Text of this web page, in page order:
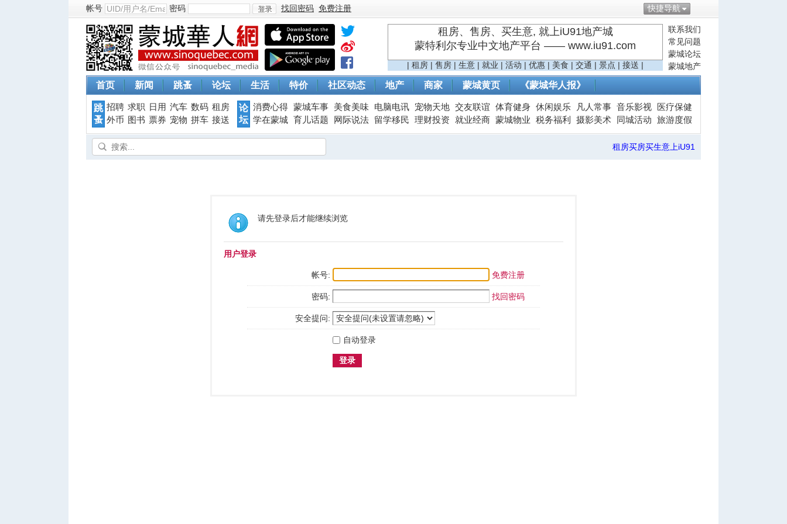
快捷导航
帐号 密码
登
找回密码 免费注册
联系我们
常见问题
蒙城论坛
蒙城地产
租房、售房、买生意, 就上iU91地产城
蒙特利尔专业中文地产平台 —— www.iu91.com
| 租房 | 售房 | 生意 | 就业 | 活动 | 优惠 | 美食 | 交通 | 景点 | 接送 |
首页 新闻 跳蚤 论坛 生活 特价 社区动态 地产 商家 蒙城黄页 《蒙城华人报》
跳
蚤
招聘 求职 日用 汽车 数码 租房
外币
图书 票券 宠物 拼车 接送
论
坛
消费心得 蒙城车事 美食美味 电脑电讯 宠物天地 交友联谊 体育健身 休闲娱乐 凡人常事 音乐影视
医疗保健
学在蒙城 育儿话题 网际说法 留学移民 理财投资 就业经商 蒙城物业 税务福利 摄影美术 同城活动 旅游度假
租房买房买生意上iU91
请先登录后才能继续浏览
用户登录
帐号: 免费注册
密码: 找回密码
安全提问:
自动登录
登录